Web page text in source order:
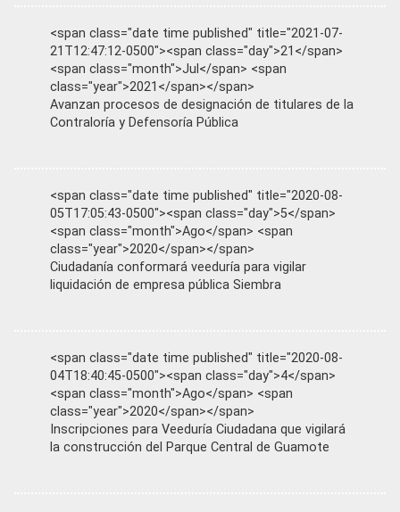
<span class="date time published" title="2021-07-
21T12:47:12-0500"><span class="day">21</span>
<span class="month">Jul</span> <span
class="year">2021</span></span>
Avanzan procesos de designación de titulares de la
Contraloría y Defensoría Pública
<span class="date time published" title="2020-08-
05T17:05:43-0500"><span class="day">5</span>
<span class="month">Ago</span> <span
class="year">2020</span></span>
Ciudadanía conformará veeduría para vigilar
liquidación de empresa pública Siembra
<span class="date time published" title="2020-08-
04T18:40:45-0500"><span class="day">4</span>
<span class="month">Ago</span> <span
class="year">2020</span></span>
Inscripciones para Veeduría Ciudadana que vigilará
la construcción del Parque Central de Guamote